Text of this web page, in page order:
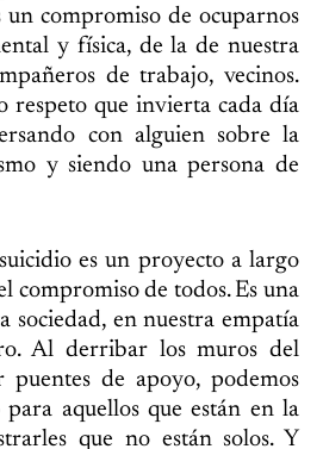
un compromiso de ocuparnos
y física, de la de nuestra
de trabajo, vecinos.
respeto que invierta cada día
con alguien sobre la
y siendo una persona de
es un proyecto a largo
compromiso de todos. Es una
sociedad, en nuestra empatía
Al derribar los muros del
puentes de apoyo, podemos
aquellos que están en la
que no están solos. Y